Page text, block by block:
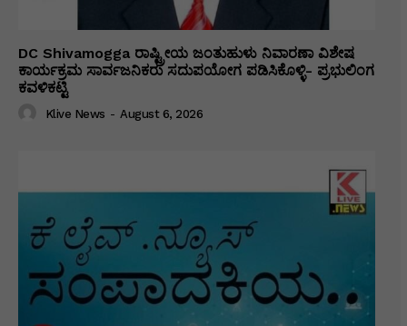
DC Shivamogga ರಾಷ್ಟ್ರೀಯ ಜಂತುಹುಳು ನಿವಾರಣಾ ವಿಶೇಷ
ಕಾರ್ಯಕ್ರಮ ಸಾರ್ವಜನಿಕರು ಸದುಪಯೋಗ ಪಡಿಸಿಕೊಳ್ಳಿ- ಪ್ರಭುಲಿಂಗ
ಕವಳಿಕಟ್ಟಿ
Klive News - August 6, 2026